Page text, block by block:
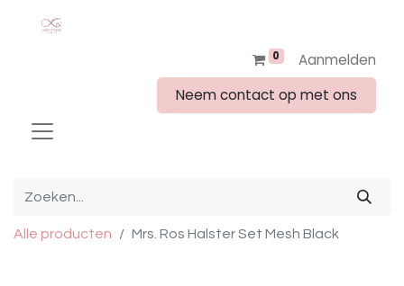
0
Aanmelden
Neem contact op met ons
Alle producten Mrs. Ros Halster Set Mesh Black